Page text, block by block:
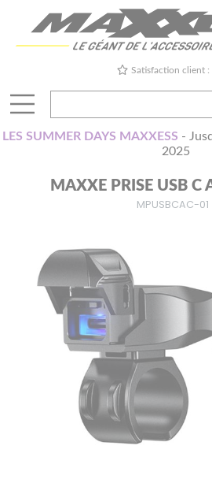
Satisfaction client
LES SUMMER DAYS MAXXESS -
2025
MAXXE PRISE USB C
MPUSBCAC-01